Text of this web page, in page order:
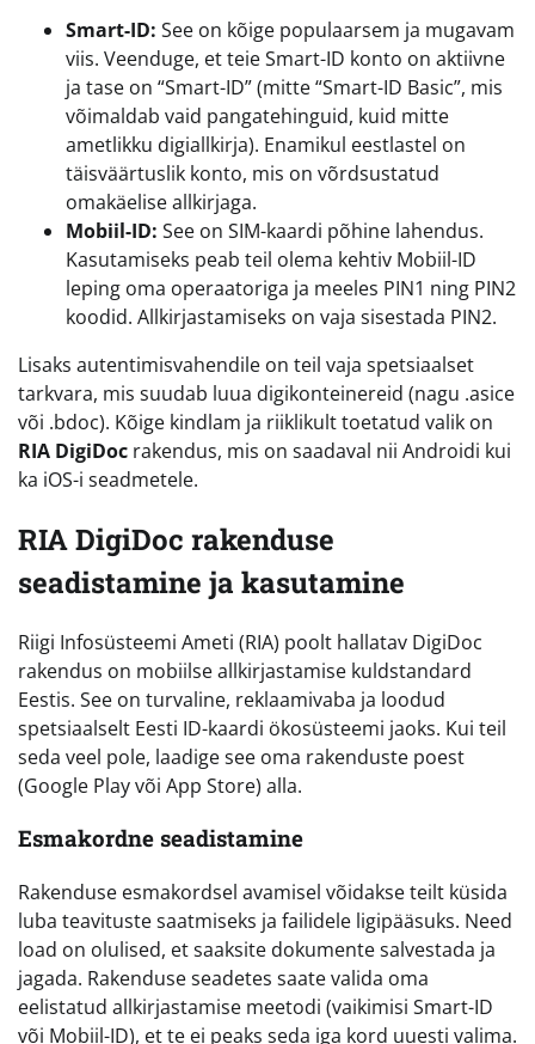
Smart-ID: See on kõige populaarsem ja mugavam
viis. Veenduge, et teie Smart-ID konto on aktiivne
ja tase on “Smart-ID” (mitte “Smart-ID Basic”, mis
võimaldab vaid pangatehinguid, kuid mitte
ametlikku digiallkirja). Enamikul eestlastel on
täisväärtuslik konto, mis on võrdsustatud
omakäelise allkirjaga.
Mobiil-ID: See on SIM-kaardi põhine lahendus.
Kasutamiseks peab teil olema kehtiv Mobiil-ID
leping oma operaatoriga ja meeles PIN1 ning PIN2
koodid. Allkirjastamiseks on vaja sisestada PIN2.
Lisaks autentimisvahendile on teil vaja spetsiaalset
tarkvara, mis suudab luua digikonteinereid (nagu .asice
või .bdoc). Kõige kindlam ja riiklikult toetatud valik on
RIA DigiDoc rakendus, mis on saadaval nii Androidi kui
ka iOS-i seadmetele.
RIA DigiDoc rakenduse
seadistamine ja kasutamine
Riigi Infosüsteemi Ameti (RIA) poolt hallatav DigiDoc
rakendus on mobiilse allkirjastamise kuldstandard
Eestis. See on turvaline, reklaamivaba ja loodud
spetsiaalselt Eesti ID-kaardi ökosüsteemi jaoks. Kui teil
seda veel pole, laadige see oma rakenduste poest
(Google Play või App Store) alla.
Esmakordne seadistamine
Rakenduse esmakordsel avamisel võidakse teilt küsida
luba teavituste saatmiseks ja failidele ligipääsuks. Need
load on olulised, et saaksite dokumente salvestada ja
jagada. Rakenduse seadetes saate valida oma
eelistatud allkirjastamise meetodi (vaikimisi Smart-ID
või Mobiil-ID), et te ei peaks seda iga kord uuesti valima.